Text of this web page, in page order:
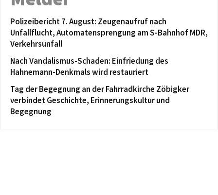
Polizeibericht 7. August: Zeugenaufruf nach
Unfallflucht, Automatensprengung am S-Bahnhof MDR,
Verkehrsunfall
Nach Vandalismus-Schaden: Einfriedung des
Hahnemann-Denkmals wird restauriert
Tag der Begegnung an der Fahrradkirche Zöbigker
verbindet Geschichte, Erinnerungskultur und
Begegnung